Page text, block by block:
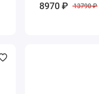
8970 ₽ 13790 ₽